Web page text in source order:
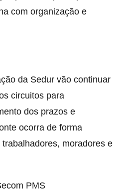
com organização e
da Sedur vão continuar
circuitos para
dos prazos e
ocorra de forma
moradores e
PMS